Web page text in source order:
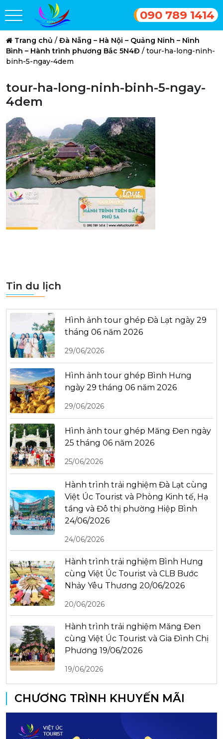
090 789 1414
Trang chủ / Đà Nẵng – Hà Nội – Quảng Ninh – Nình
Bình – Hành trình phương Bắc 5N4Đ / tour-ha-long-ninh-
binh-5-ngay-4dem
tour-ha-long-ninh-binh-5-ngay-
4dem
Tin du lịch
Hình ảnh tour ghép Đà Lạt ngày 29
tháng 06 năm 2026
29/06/2026
Hình ảnh tour ghép Bình Hưng
ngày 29 tháng 06 năm 2026
29/06/2026
Hình ảnh tour ghép Măng Đen ngày
25 tháng 06 năm 2026
25/06/2026
Hành trình trải nghiệm Đà Lạt cùng
Việt Úc Tourist và Phòng Kinh tế, Hạ
tầng và Đô thị phường Hiệp Bình
24/06/2026
24/06/2026
Hành trình trải nghiệm Bình Hưng
cùng Việt Úc Tourist và CLB Bước
Nhảy Yêu Thương 20/06/2026
20/06/2026
Hành trình trải nghiệm Măng Đen
cùng Việt Úc Tourist và Gia Đình Chị
Phương 19/06/2026
19/06/2026
CHƯƠNG TRÌNH KHUYẾN MÃI